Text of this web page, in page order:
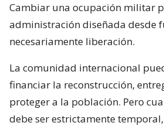
Cambiar una ocupación militar
administración diseñada desde
necesariamente liberación.
La comunidad internacional
financiar la reconstrucción,
proteger a la población. Pero
debe ser estrictamente